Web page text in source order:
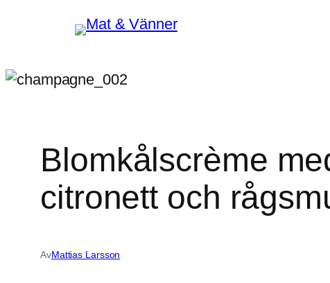
Blomkålscrème
citronett och
AvMattias Larsson